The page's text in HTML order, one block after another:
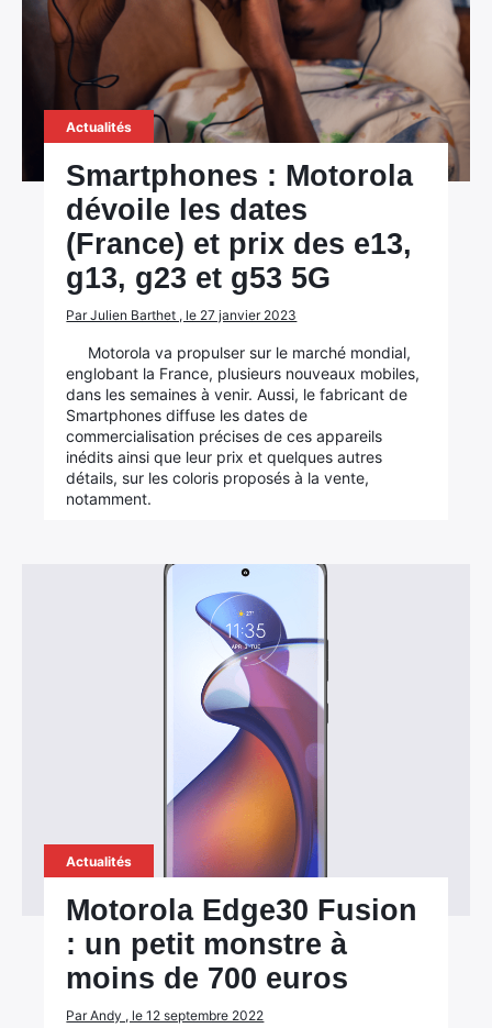
Actualités
Smartphones : Motorola
dévoile les dates
(France) et prix des e13,
g13, g23 et g53 5G
Par Julien Barthet , le 27 janvier 2023
Motorola va propulser sur le marché mondial,
englobant la France, plusieurs nouveaux mobiles,
dans les semaines à venir. Aussi, le fabricant de
Smartphones diffuse les dates de
commercialisation précises de ces appareils
inédits ainsi que leur prix et quelques autres
détails, sur les coloris proposés à la vente,
notamment.
Actualités
Motorola Edge30 Fusion
: un petit monstre à
moins de 700 euros
Par Andy , le 12 septembre 2022